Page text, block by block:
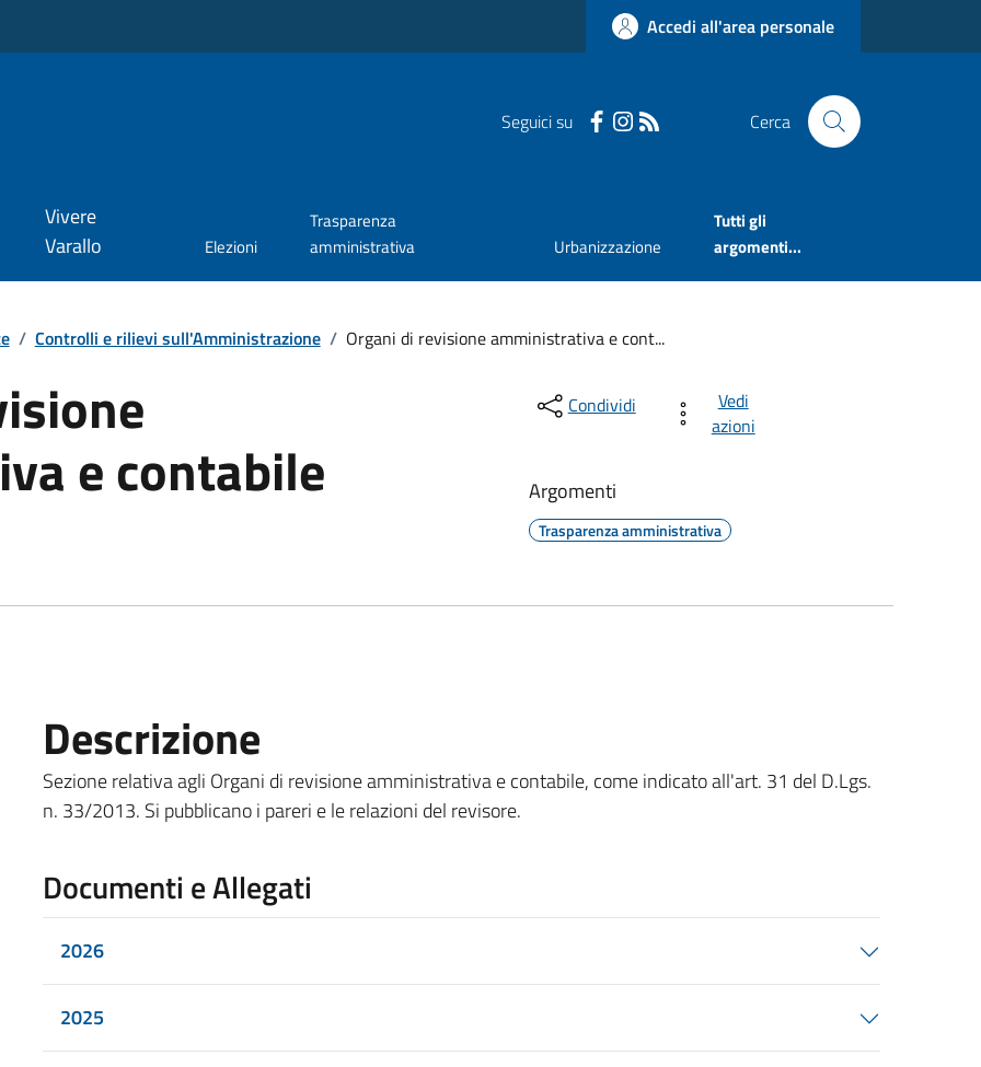
Accedi all'area personale
Seguici su Cerca
Vivere
Varallo
Elezioni
Trasparenza
amministrativa
Urbanizzazione
Tutti gli
argomenti...
/ Controlli e rilievi sull'Amministrazione / Organi di revisione amministrativa e cont...
e contabile
Condividi
Vedi
azioni
Argomenti
Trasparenza amministrativa
Descrizione
Sezione relativa agli Organi di revisione amministrativa e contabile, come indicato all'art. 31 del D.Lgs.
n. 33/2013. Si pubblicano i pareri e le relazioni del revisore.
Documenti e Allegati
2026
2025